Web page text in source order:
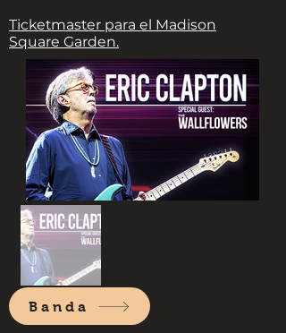
Ticketmaster para el Madison
Square Garden.
Banda